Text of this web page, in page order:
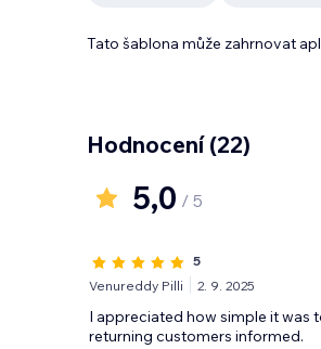
Tato šablona může zahrnovat
Hodnocení(22)
5,0 / 5
5
Venureddy Pilli
2. 9. 2025
I appreciated how simple it was
returning customers informed.